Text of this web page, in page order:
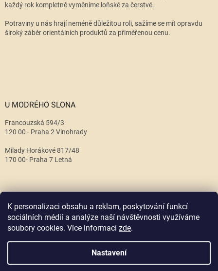
K personalizaci obsahu a reklam, poskytování funkcí
sociálních médií a analýze naší návštěvnosti využíváme
soubory cookies. Více informací zde.
Nastavení
každý rok kompletně vyměníme loňské za čerstvé.
Potraviny u nás hrají neméně důležitou roli, sažíme se mít opravdu
široký záběr orientálních produktů za přiměřenou cenu.
U MODRÉHO SLONA
Francouzská 594/3
120 00 - Praha 2 Vinohrady
Milady Horákové 817/48
170 00- Praha 7 Letná